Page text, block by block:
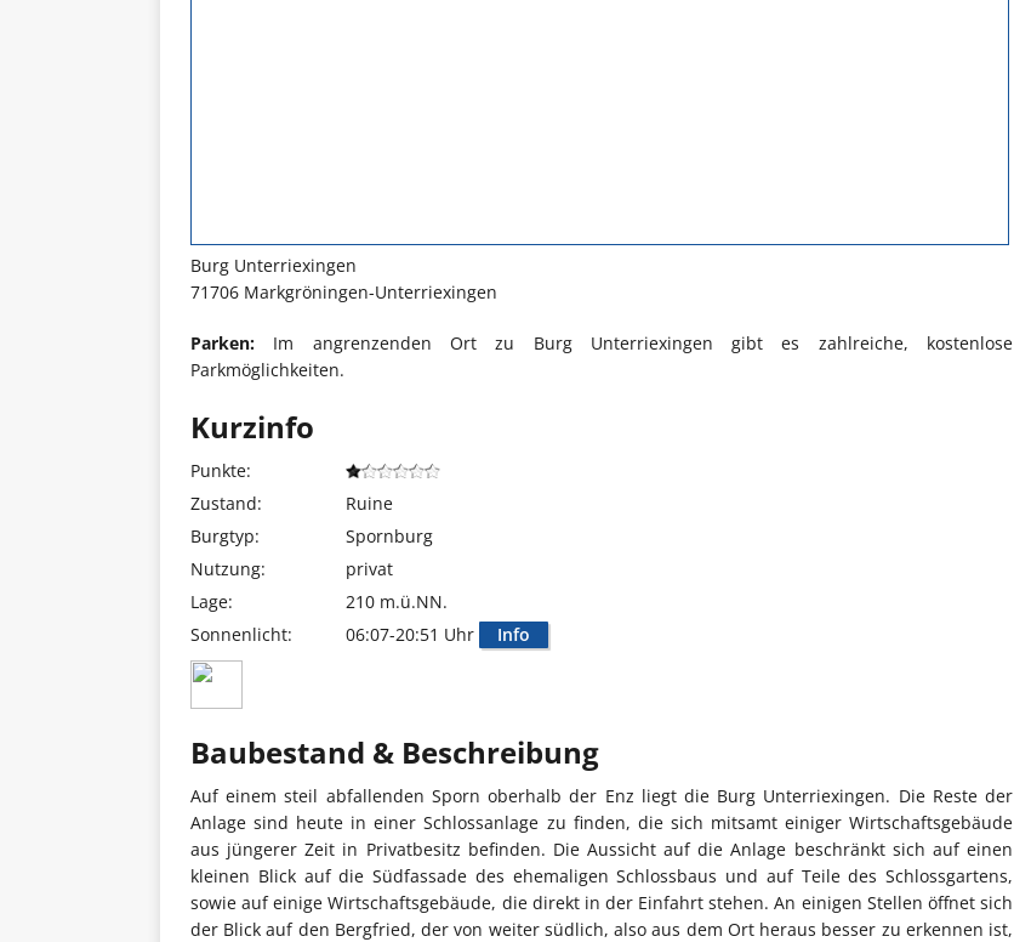
Burg Unterriexingen
71706 Markgröningen-Unterriexingen
Parken: Im angrenzenden Ort zu Burg Unterriexingen gibt es zahlreiche, kostenlose
Parkmöglichkeiten.
Kurzinfo
Punkte:
Zustand:
Ruine
Burgtyp:
Spornburg
Nutzung:
privat
Lage:
210 m.ü.NN.
Sonnenlicht:
06:07-20:51 Uhr Info
Baubestand & Beschreibung
Auf einem steil abfallenden Sporn oberhalb der Enz liegt die Burg Unterriexingen. Die Reste der
Anlage sind heute in einer Schlossanlage zu finden, die sich mitsamt einiger Wirtschaftsgebäude
aus jüngerer Zeit in Privatbesitz befinden. Die Aussicht auf die Anlage beschränkt sich auf einen
kleinen Blick auf die Südfassade des ehemaligen Schlossbaus und auf Teile des Schlossgartens,
sowie auf einige Wirtschaftsgebäude, die direkt in der Einfahrt stehen. An einigen Stellen öffnet sich
der Blick auf den Bergfried, der von weiter südlich, also aus dem Ort heraus besser zu erkennen ist,